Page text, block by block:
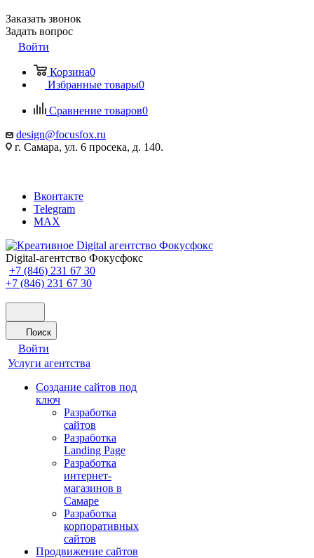
Заказать звонок
Задать вопрос
Войти
Корзина0
Избранные товары0
Сравнение товаров0
design@focusfox.ru
г. Самара, ул. 6 просека, д. 140.
Вконтакте
Telegram
MAX
Digital-агентство Фокусфокс
+7 (846) 231 67 30
+7 (846) 231 67 30
Поиск
Войти
Услуги агентства
Создание сайтов под
ключ
Разработка
сайтов
Разработка
Landing Page
Разработка
интернет-
магазинов в
Самаре
Разработка
корпоративных
сайтов
Продвижение сайтов